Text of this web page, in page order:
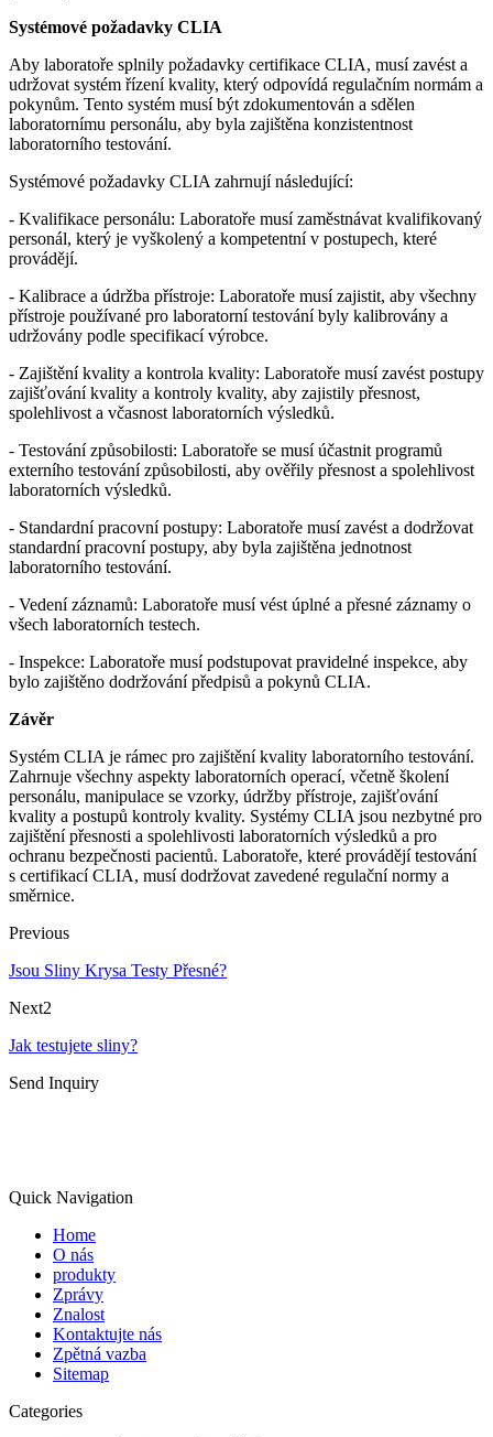
Systémové požadavky CLIA
Aby laboratoře splnily požadavky certifikace CLIA, musí zavést a
udržovat systém řízení kvality, který odpovídá regulačním normám a
pokynům. Tento systém musí být zdokumentován a sdělen
laboratornímu personálu, aby byla zajištěna konzistentnost
laboratorního testování.
Systémové požadavky CLIA zahrnují následující:
- Kvalifikace personálu: Laboratoře musí zaměstnávat kvalifikovaný
personál, který je vyškolený a kompetentní v postupech, které
provádějí.
- Kalibrace a údržba přístroje: Laboratoře musí zajistit, aby všechny
přístroje používané pro laboratorní testování byly kalibrovány a
udržovány podle specifikací výrobce.
- Zajištění kvality a kontrola kvality: Laboratoře musí zavést postupy
zajišťování kvality a kontroly kvality, aby zajistily přesnost,
spolehlivost a včasnost laboratorních výsledků.
- Testování způsobilosti: Laboratoře se musí účastnit programů
externího testování způsobilosti, aby ověřily přesnost a spolehlivost
laboratorních výsledků.
- Standardní pracovní postupy: Laboratoře musí zavést a dodržovat
standardní pracovní postupy, aby byla zajištěna jednotnost
laboratorního testování.
- Vedení záznamů: Laboratoře musí vést úplné a přesné záznamy o
všech laboratorních testech.
- Inspekce: Laboratoře musí podstupovat pravidelné inspekce, aby
bylo zajištěno dodržování předpisů a pokynů CLIA.
Závěr
Systém CLIA je rámec pro zajištění kvality laboratorního testování.
Zahrnuje všechny aspekty laboratorních operací, včetně školení
personálu, manipulace se vzorky, údržby přístroje, zajišťování
kvality a postupů kontroly kvality. Systémy CLIA jsou nezbytné pro
zajištění přesnosti a spolehlivosti laboratorních výsledků a pro
ochranu bezpečnosti pacientů. Laboratoře, které provádějí testování
s certifikací CLIA, musí dodržovat zavedené regulační normy a
směrnice.
Previous
Jsou Sliny Krysa Testy Přesné?
Next2
Jak testujete sliny?
Send Inquiry
Quick Navigation
Home
O nás
produkty
Zprávy
Znalost
Kontaktujte nás
Zpětná vazba
Sitemap
Categories